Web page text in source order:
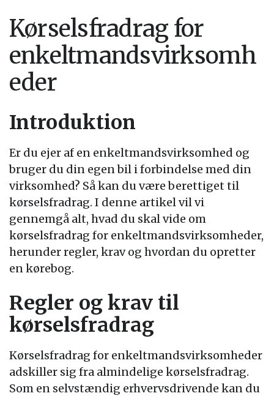
Kørselsfradrag for
enkeltmandsvirksomh
eder
Introduktion
Er du ejer af en enkeltmandsvirksomhed og
bruger du din egen bil i forbindelse med din
virksomhed? Så kan du være berettiget til
kørselsfradrag. I denne artikel vil vi
gennemgå alt, hvad du skal vide om
kørselsfradrag for enkeltmandsvirksomheder,
herunder regler, krav og hvordan du opretter
en kørebog.
Regler og krav til
kørselsfradrag
Kørselsfradrag for enkeltmandsvirksomheder
adskiller sig fra almindelige kørselsfradrag.
Som en selvstændig erhvervsdrivende kan du